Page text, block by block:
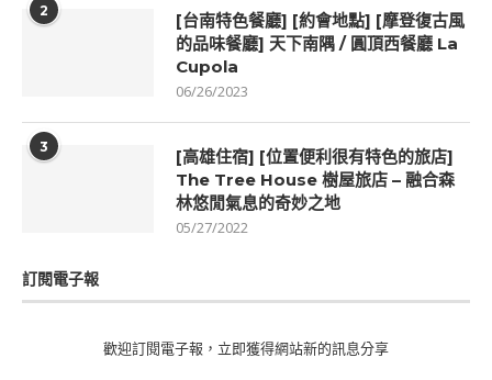
2
[台南特色餐廳] [約會地點] [摩登復古風
的品味餐廳] 天下南隅 / 圓頂西餐廳 La
Cupola
06/26/2023
3
[高雄住宿] [位置便利很有特色的旅店]
The Tree House 樹屋旅店 – 融合森
林悠閒氣息的奇妙之地
05/27/2022
訂閱電子報
歡迎訂閱電子報，立即獲得網站新的訊息分享